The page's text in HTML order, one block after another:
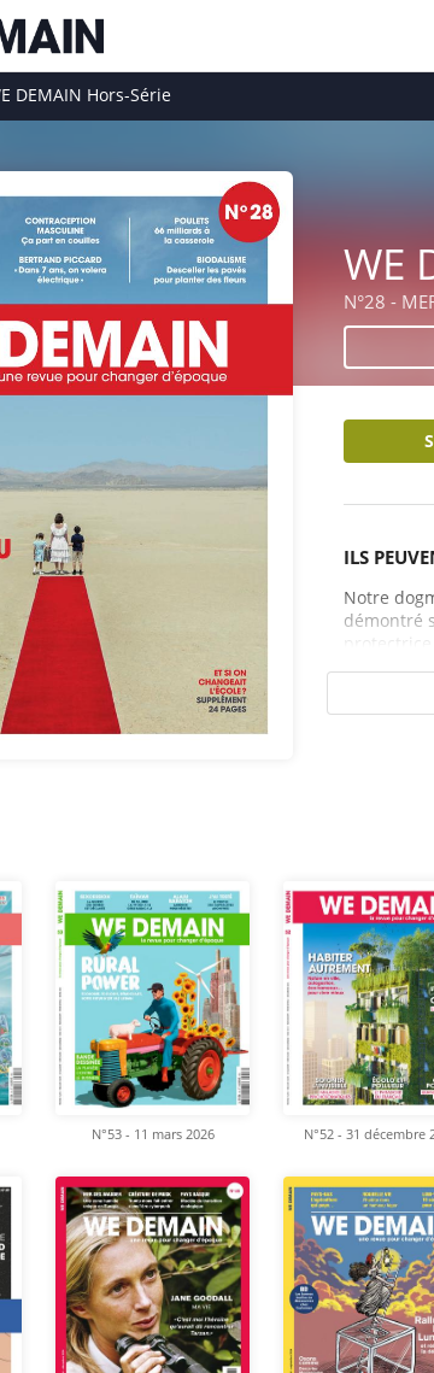
DEMAIN Hors-Série
WE
N°28 -
ILS
Notre
démontré
N°53 - 11 mars 2026 N°52 - 31 décembre